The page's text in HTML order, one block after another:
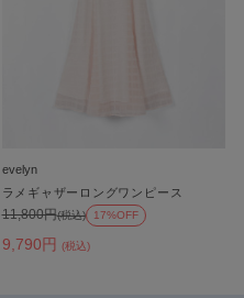
evelyn
ラメギャザーロングワンピース
9,790円 (税込)
11,800円(税込) 17%OFF